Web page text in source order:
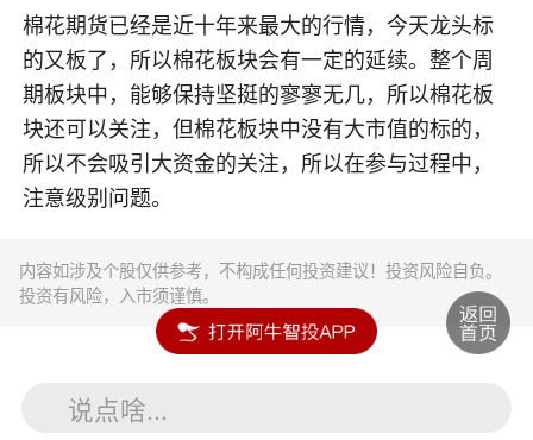
棉花期货已经是近十年来最大的行情，今天龙头标
的又板了，所以棉花板块会有一定的延续。整个周
期板块中，能够保持坚挺的寥寥无几，所以棉花板
块还可以关注，但棉花板块中没有大市值的标的，
所以不会吸引大资金的关注，所以在参与过程中，
注意级别问题。
内容如涉及个股仅供参考，不构成任何投资建议！投资风险自负。
投资有风险，入市须谨慎。
说点啥...